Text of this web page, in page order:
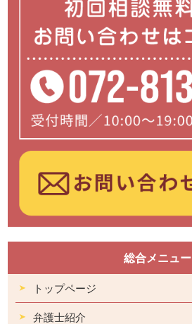
総合メニュー
トップページ
弁護士紹介